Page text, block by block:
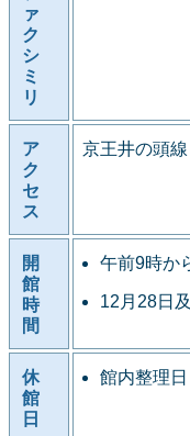
ァ
ク
シ
ミ
リ
ア
ク
セ
ス
京王井の頭
開
館
時
間
午前9時か
12月28日
休
館
日
館内整理